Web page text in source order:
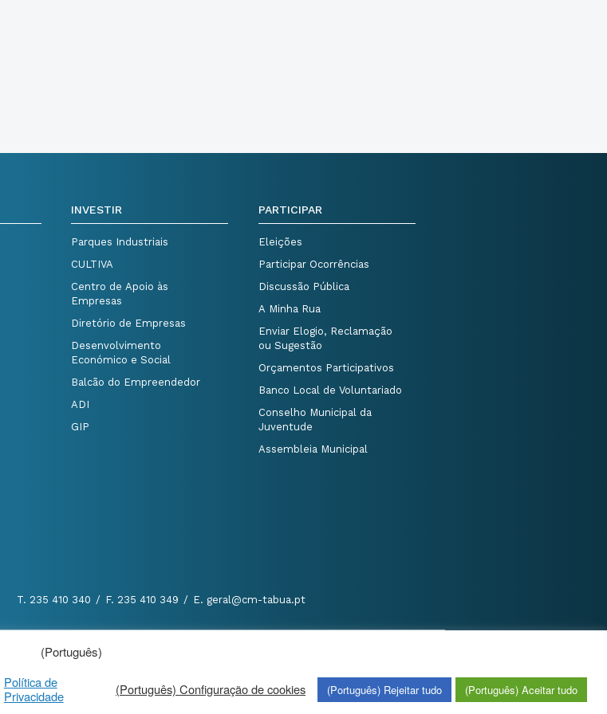
INVESTIR
Parques Industriais
CULTIVA
Centro de Apoio às
Empresas
Diretório de Empresas
Desenvolvimento
Económico e Social
Balcão do Empreendedor
ADI
GIP
PARTICIPAR
Eleições
Participar Ocorrências
Discussão Pública
A Minha Rua
Enviar Elogio, Reclamação
ou Sugestão
Orçamentos Participativos
Banco Local de Voluntariado
Conselho Municipal da
Juventude
Assembleia Municipal
T. 235 410 340 / F. 235 410 349 / E. geral@cm-tabua.pt
(Português)
Política de
Privacidade
(Português) Configuração de cookies (Português) Rejeitar tudo (Português) Aceitar tudo